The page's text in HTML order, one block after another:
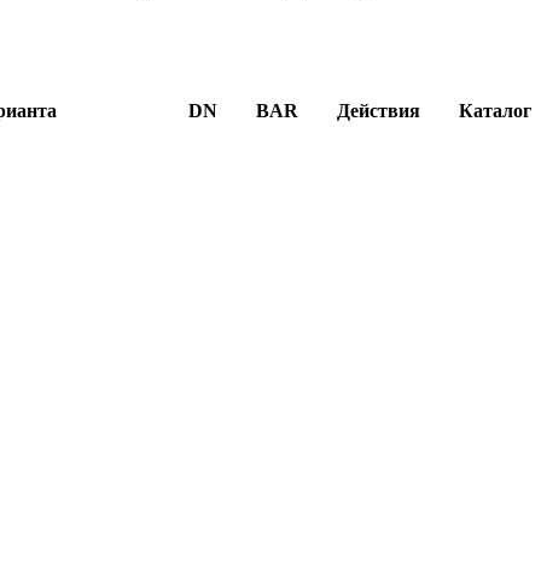
DN BAR Действия Каталог